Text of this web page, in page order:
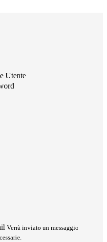
Utente
Verrà inviato un messaggio